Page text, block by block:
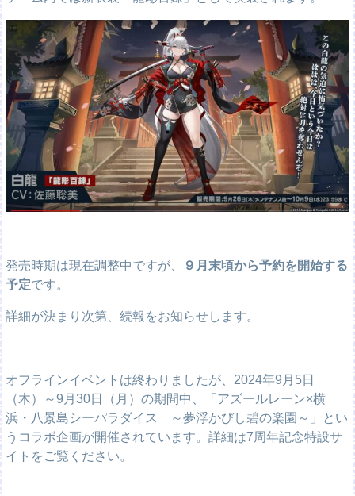
発売時期は現在調整中ですが、
９月末頃から予約を開始する
予定です。
詳細が決まり次第、続報をお知らせします。
オフラインイベントは終わりましたが、2024年9月5日
（木）～9月30日（月）の期間中、「アズールレーン×横
浜・八景島シーパラダイス ～夢浮かびし碧の楽園～」とい
うコラボ企画が開催されています。詳細は7周年記念特設サ
イトをご覧ください。